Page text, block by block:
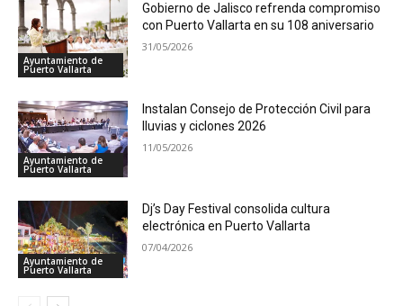
Ayuntamiento de
Puerto Vallarta
Gobierno de Jalisco refrenda compromiso
con Puerto Vallarta en su 108 aniversario
31/05/2026
Ayuntamiento de
Puerto Vallarta
Instalan Consejo de Protección Civil para
lluvias y ciclones 2026
11/05/2026
Ayuntamiento de
Puerto Vallarta
Dj’s Day Festival consolida cultura
electrónica en Puerto Vallarta
07/04/2026